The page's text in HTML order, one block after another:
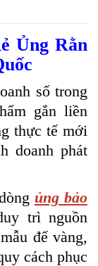
Ủng Rằn
số trong
gắn liền
thực tế mới
doanh phát
ủng bảo
trì nguồn
đế vàng,
cách phục